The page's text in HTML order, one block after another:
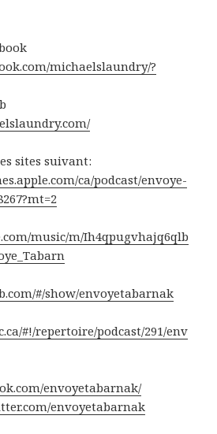
michaelslaundry/?
sites suivant:
ca/podcast/envoye-
music/m/Ih4qpugvhajq6qlb
#/show/envoyetabarnak
#!/repertoire/podcast/291/env
envoyetabarnak/
envoyetabarnak